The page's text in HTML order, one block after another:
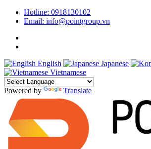
Hotline: 0918130102
Email: info@pointgroup.vn
English Japanese
Vietnamese
Powered by Translate